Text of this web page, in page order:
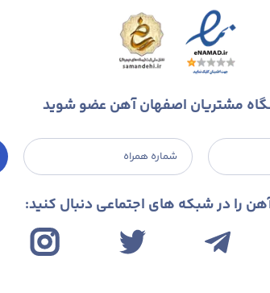
مشتریان اصفهان آهن عضو شوید
شماره همراه
را در شبکه های اجتماعی دنبال کنید: